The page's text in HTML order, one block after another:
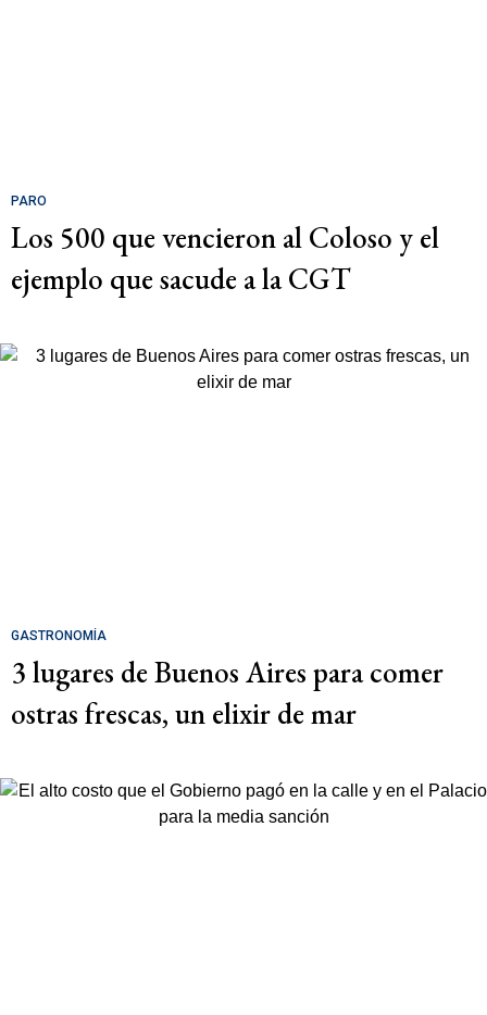
PARO
Los 500 que vencieron al Coloso y el
ejemplo que sacude a la CGT
GASTRONOMÍA
3 lugares de Buenos Aires para comer
ostras frescas, un elixir de mar